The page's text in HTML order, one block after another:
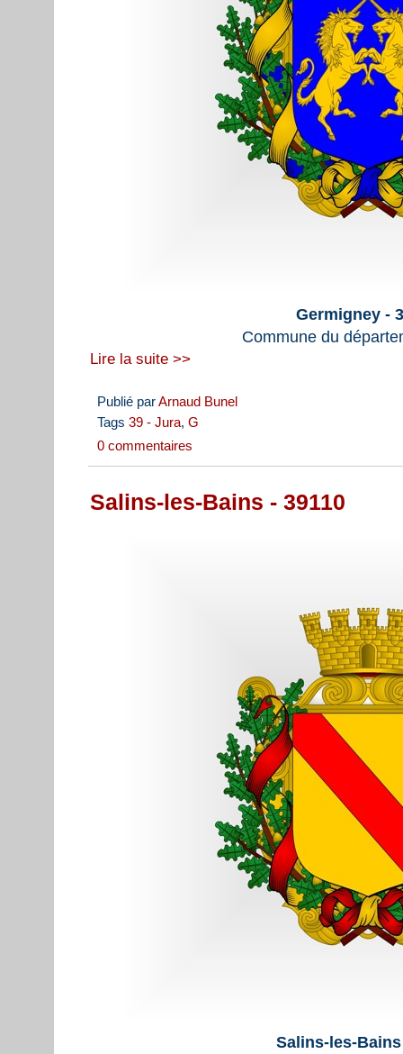
Germigney -
Commune du
Lire la suite >>
Publié parArnaud Bunel
Tags 39 - Jura, G
0 commentaires
Salins-les-Bains - 39110
Salins-les-Bains